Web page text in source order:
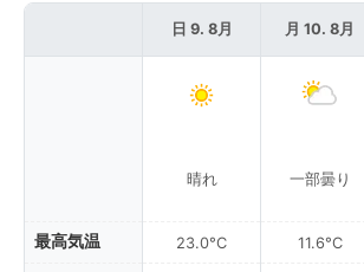
最高気温
日 9. 8月
晴れ
23.0°C
月 10. 8月
一部曇り
11.6°C